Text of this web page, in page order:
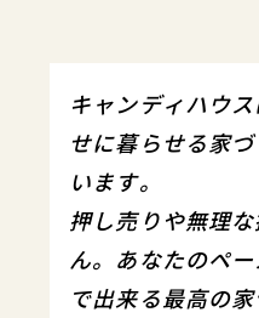
キャンディハウ
せに暮らせる家
います。
押し売りや無理
ん。あなたのペ
で出来る最高の